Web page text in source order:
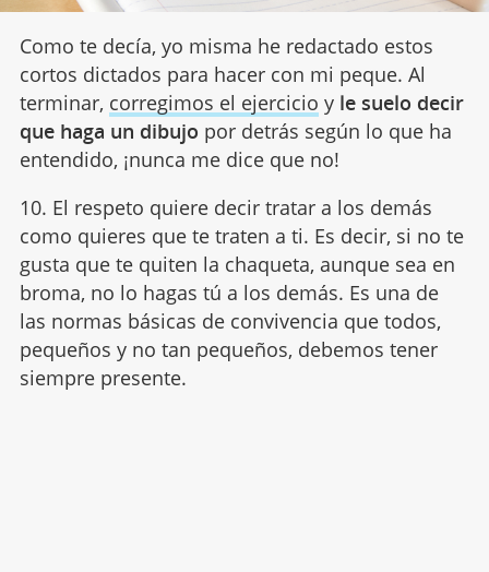
Como te decía, yo misma he redactado estos
cortos dictados para hacer con mi peque. Al
terminar, corregimos el ejercicio y le suelo decir
que haga un dibujo por detrás según lo que ha
entendido, ¡nunca me dice que no!
10. El respeto quiere decir tratar a los demás
como quieres que te traten a ti. Es decir, si no te
gusta que te quiten la chaqueta, aunque sea en
broma, no lo hagas tú a los demás. Es una de
las normas básicas de convivencia que todos,
pequeños y no tan pequeños, debemos tener
siempre presente.